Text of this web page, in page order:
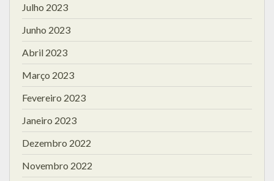
Julho 2023
Junho 2023
Abril 2023
Março 2023
Fevereiro 2023
Janeiro 2023
Dezembro 2022
Novembro 2022